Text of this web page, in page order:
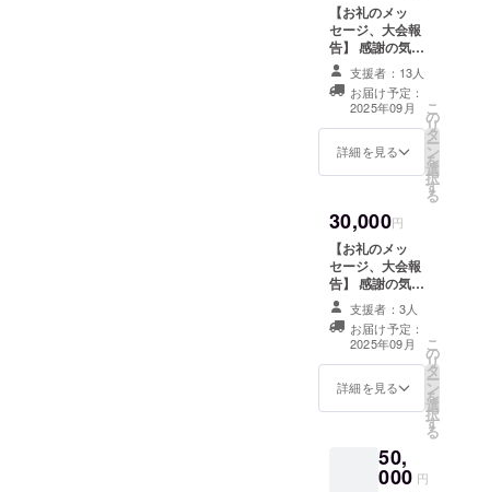
【お礼のメッ
セージ、大会報
告】 感謝の気持
ちを込めて、お
礼のメッセージ
をお送りしま
す。このリター
ンは1000円のリ
ターンと同じ内
支援者：13人
お届け予定：
2025年09月
詳細を見る
こ
の
リ
タ
ー
ン
を
選
択
す
る
30,000円
【お礼のメッ
セージ、大会報
告】 感謝の気持
ちを込めて、お
礼のメッセージ
をお送りしま
す。このリター
ンは1000円のリ
ターンと同じ内
支援者：3人
お届け予定：
2025年09月
詳細を見る
こ
の
リ
タ
ー
ン
を
選
択
す
る
50,
000 円